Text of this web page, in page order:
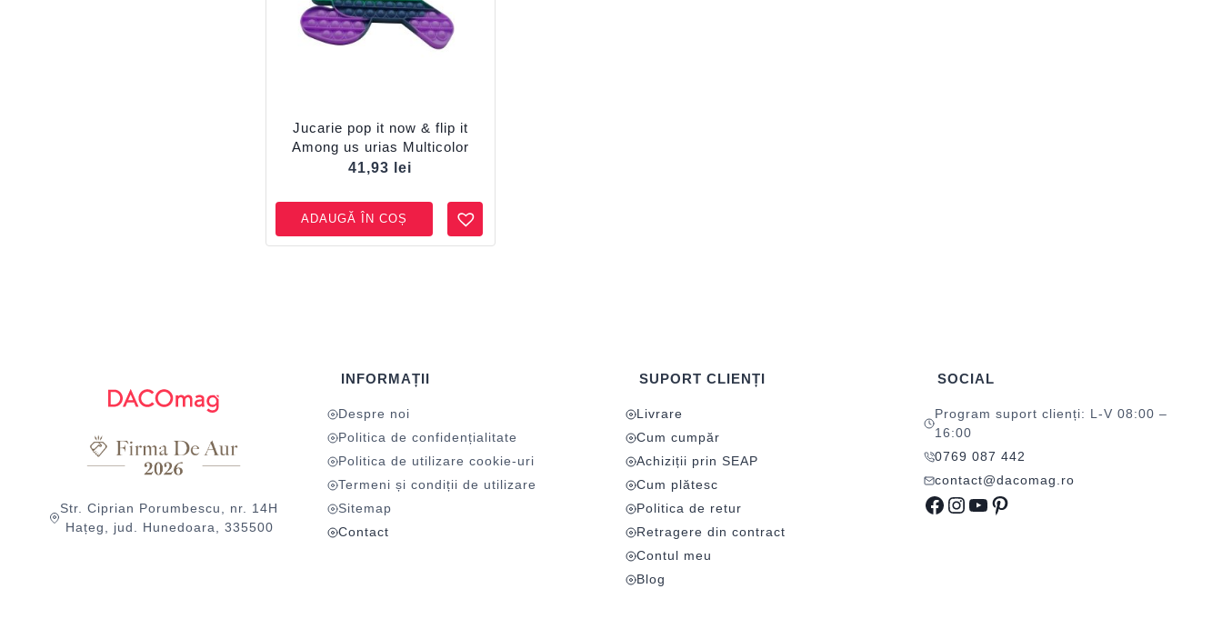
Jucarie pop it now & flip it
Among us urias Multicolor
41,93
lei
ADAUGĂ ÎN COȘ
Str. Ciprian Porumbescu, nr. 14H
Hațeg, jud. Hunedoara, 335500
INFORMAȚII
Despre noi
Politica de confidențialitate
Politica de utilizare cookie-uri
Termeni și condiții de utilizare
Sitemap
Contact
SUPORT CLIENȚI
Livrare
Cum cumpăr
Achiziții prin SEAP
Cum plătesc
Politica de retur
Retragere din contract
Contul meu
Blog
SOCIAL
Program suport clienți: L-V 08:00 –
16:00
0769 087 442
contact@dacomag.ro
Facebook
Instagram
YouTube
Pinterest